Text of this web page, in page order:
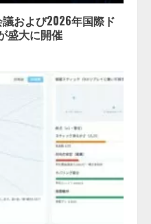
および2026年国際ド
盛大に開催